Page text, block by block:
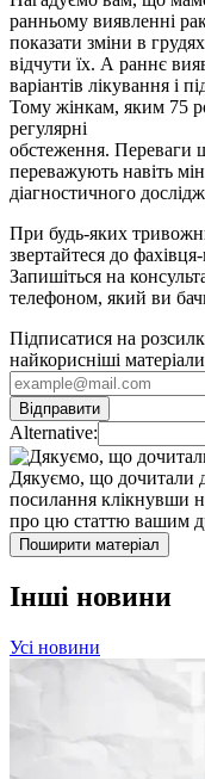
ранньому виявленні
показати зміни в
відчути їх. А раннє
варіантів лікування і
Тому жінкам, яким 75
регулярні
обстеження. Переваги
переважують навіть
діагностичного
При будь-яких
звертайтеся до
Запишіться на
телефоном, який ви
Підписатися на
найкорисніші матеріали
Alternative:
Дякуємо, що дочитали
посилання клікнувши
про цю статтю вашим
Поширити матеріал
Інші новини
Усі новини